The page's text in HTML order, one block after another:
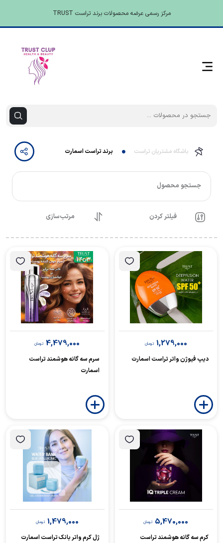
مرکز رسمی عرضه محصولات برند تراست TRUST
باشگاه مشتریان تراست برند تراست اسمارت
جستجو محصول
فیلتر کردن مرتب‌سازی
1,279,000 تومان
دیپ فیوژن واتر تراست اسمارت
4,479,000 تومان
سرم سه گانه هوشمند تراست
اسمارت
5,470,000 تومان
کرم سه گانه هوشمند تراست
1,479,000 تومان
ژل کرم واتر بانک تراست اسمارت